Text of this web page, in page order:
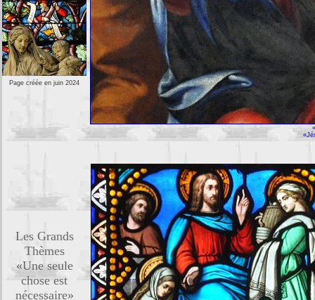
Page créée en juin 2024
Les Grands
Thèmes
«Une seule
chose est
nécessaire»
«